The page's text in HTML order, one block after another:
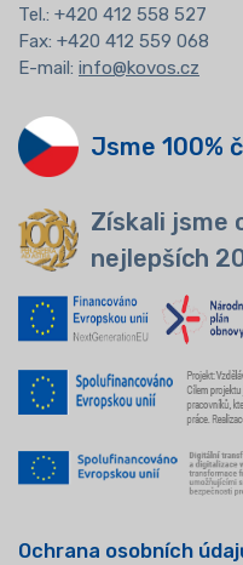
Tel.: +420 412 558 527
Fax: +420 412 559 068
E-mail: info@kovos.cz
Jsme 100%
Získali jsme
nejlepších
Ochrana osobních